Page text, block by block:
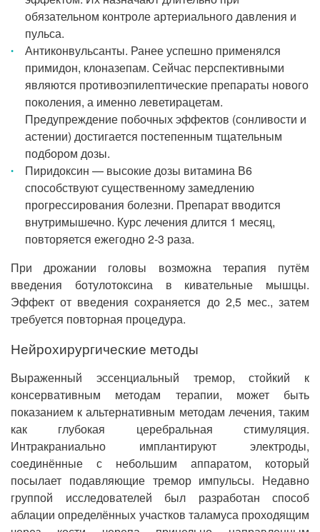
обязательном контроле артериального давления и
пульса.
Антиконвульсанты. Ранее успешно применялся
примидон, клоназепам. Сейчас перспективными
являются противоэпилептические препараты нового
поколения, а именно леветирацетам.
Предупреждение побочных эффектов (сонливости и
астении) достигается постепенным тщательным
подбором дозы.
Пиридоксин — высокие дозы витамина В6
способствуют существенному замедлению
прогрессирования болезни. Препарат вводится
внутримышечно. Курс лечения длится 1 месяц,
повторяется ежегодно 2-3 раза.
При дрожании головы возможна терапия путём
введения ботулотоксина в кивательные мышцы.
Эффект от введения сохраняется до 2,5 мес., затем
требуется повторная процедура.
Нейрохирургические методы
Выраженный эссенциальный тремор, стойкий к
консервативным методам терапии, может быть
показанием к альтернативным методам лечения, таким
как глубокая церебральная стимуляция.
Интракраниально имплантируют электроды,
соединённые с небольшим аппаратом, который
посылает подавляющие тремор импульсы. Недавно
группой исследователей был разработан способ
аблации определённых участков таламуса проходящим